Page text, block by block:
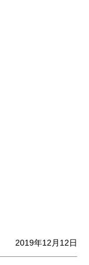
2019年12月12日